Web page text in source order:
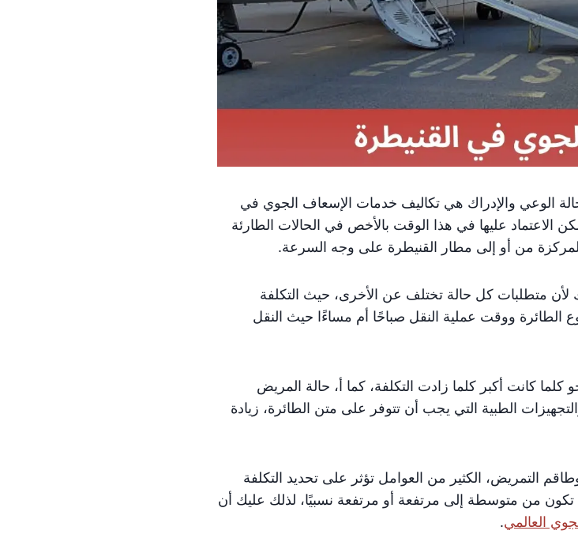
الوعي والإدراك هي تكاليف خدمات الإسعاف الجوي في
الاعتماد عليها في هذا الوقت بالأخص في الحالات الطارئة
من أو إلى مطار القنيطرة على وجه السرعة.
لأن متطلبات كل حالة تختلف عن الأخرى، حيث التكلفة
الطائرة ووقت عملية النقل صباحًا أم مساءًا حيث النقل
كانت أكبر كلما زادت التكلفة، كما أ، حالة المريض
الطبية التي يجب أن تتوفر على متن الطائرة، زيادة
التمريض، الكثير من العوامل تؤثر على تحديد التكلفة
قد تكون من متوسطة إلى مرتفعة أو مرتفعة نسبيًا، لذلك عليك أن
العالمي.